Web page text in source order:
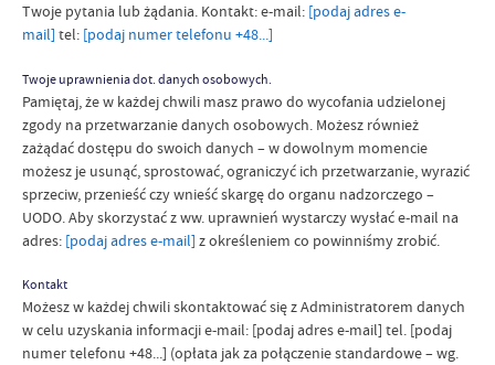
Twoje pytania lub żądania. Kontakt: e-mail: [podaj adres e-
mail] tel: [podaj numer telefonu +48...]
Twoje uprawnienia dot. danych osobowych.
Pamiętaj, że w każdej chwili masz prawo do wycofania udzielonej
zgody na przetwarzanie danych osobowych. Możesz również
zażądać dostępu do swoich danych – w dowolnym momencie
możesz je usunąć, sprostować, ograniczyć ich przetwarzanie, wyrazić
sprzeciw, przenieść czy wnieść skargę do organu nadzorczego –
UODO. Aby skorzystać z ww. uprawnień wystarczy wysłać e-mail na
adres: [podaj adres e-mail] z określeniem co powinniśmy zrobić.
Kontakt
Możesz w każdej chwili skontaktować się z Administratorem danych
w celu uzyskania informacji e-mail: [podaj adres e-mail] tel. [podaj
numer telefonu +48...] (opłata jak za połączenie standardowe – wg.